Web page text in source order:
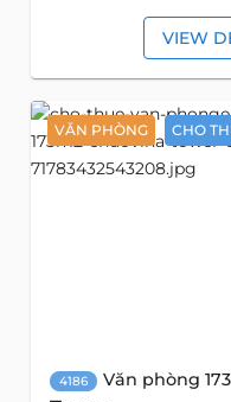
VIEW
VĂN PHÒNG CHO
4186 Văn phòng